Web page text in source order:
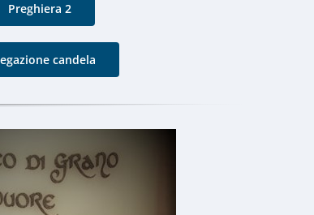
Preghiera 2
candela